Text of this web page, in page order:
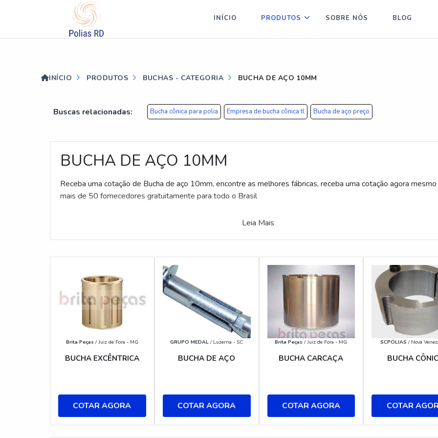
INÍCIO PRODUTOS SOBRE NÓS BLOG
INÍCIO PRODUTOS BUCHAS - CATEGORIA BUCHA DE AÇO 10MM
Buscas relacionadas: Bucha cônica para polia Empresa de bucha cônica tl Bucha de aço preço
BUCHA DE AÇO 10MM
Receba uma cotação de Bucha de aço 10mm, encontre as melhores fábricas, receba uma cotação agora
mais de 50 fornecedores gratuitamente para todo o Brasil
Leia Mais
Brita Peças / Juiz de Fora - MG
BUCHA EXCÊNTRICA
COTAR AGORA
GRUPO MEDAL / Luzerna - SC
BUCHA DE AÇO
COTAR AGORA
Brita Peças / Juiz de Fora - MG
BUCHA CARCAÇA
COTAR AGORA
SCPOLIAS / Nova
BUCHA
COTAR